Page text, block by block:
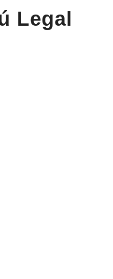
Legal